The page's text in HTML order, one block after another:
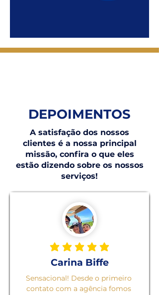
DEPOIMENTOS
A satisfação dos nossos
clientes é a nossa principal
missão, confira o que eles
estão dizendo sobre os nossos
serviços!
classificação média é 5 de 5
Carina Biffe
Sensacional! Desde o primeiro
contato com a agência fomos